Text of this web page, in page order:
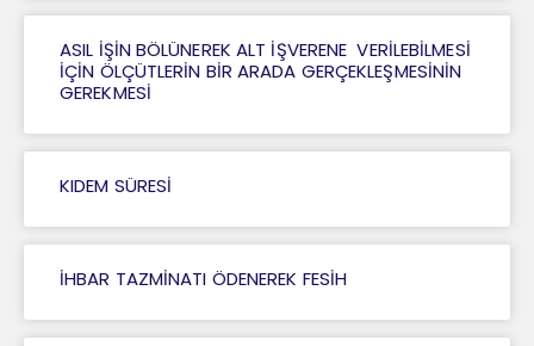
ASIL İŞİN BÖLÜNEREK ALT İŞVERENE VERİLEBİLMESİ
İÇİN ÖLÇÜTLERİN BİR ARADA GERÇEKLEŞMESİNİN
GEREKMESİ
KIDEM SÜRESİ
İHBAR TAZMİNATI ÖDENEREK FESİH